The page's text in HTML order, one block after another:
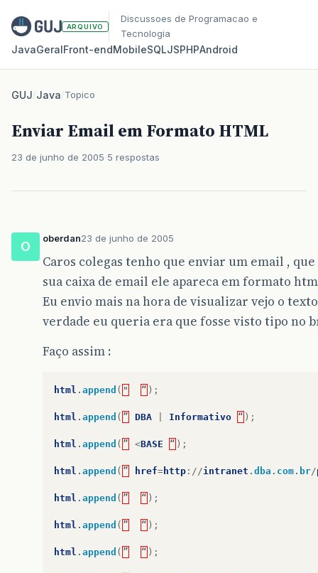
ARQUIVO
Discussoes de Programacao e
Tecnologia
JavaGeralFront‑endMobileSQLJSPHPAndroid
GUJ/Java/Topico
Enviar Email em Formato HTML
23 de junho de 2005 5 respostas
O
oberdan23 de junho de 2005
Caros colegas tenho que enviar um email ,
sua caixa de email ele apareca em formato
Eu envio mais na hora de visualizar vejo o
verdade eu queria era que fosse visto tipo no
Faço assim :
html . append ( " “ );
html . append ( ” DBA Informativo “ );
html . append ( ” <BASE “ );
html . append ( ” href= http ://intranet . dba . com . br/
html . append ( ” “ );
html . append ( ” “ );
html . append ( ” “ );